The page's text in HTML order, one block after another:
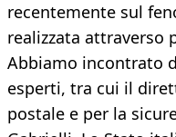
recentemente sul
realizzata attraverso
Abbiamo incontrato
esperti, tra cui il
postale e per la